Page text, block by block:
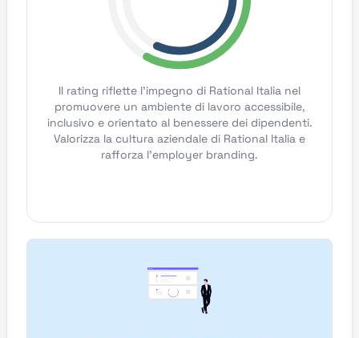
Il rating riflette l'impegno di Rational Italia nel
promuovere un ambiente di lavoro accessibile,
inclusivo e orientato al benessere dei dipendenti.
Valorizza la cultura aziendale di Rational Italia e
rafforza l'employer branding.